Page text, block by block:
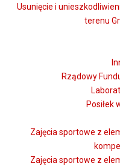
Usunięcie i
terenu
Rządowy
Posiłek
Zajęcia sportowe z
Zajęcia sportowe z